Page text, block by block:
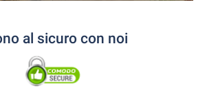
al sicuro con noi